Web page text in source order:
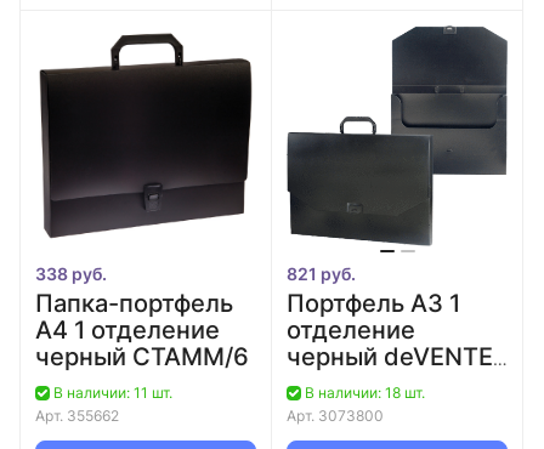
338 руб.
Папка-портфель
А4 1 отделение
черный СТАММ/6
В наличии: 11 шт.
Арт. 355662
821 руб.
Портфель А3 1
отделение
черный deVENTE
Daily
В наличии: 18 шт.
Арт. 3073800